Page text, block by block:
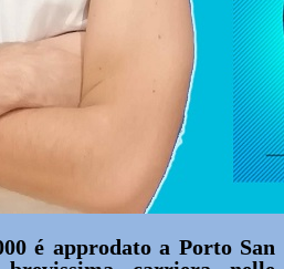
é approdato a Porto San